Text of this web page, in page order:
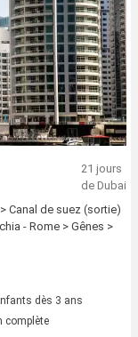
21 jours
de Dubai
Canal de suez (sortie)
- Rome > Gênes >
dès 3 ans
complète